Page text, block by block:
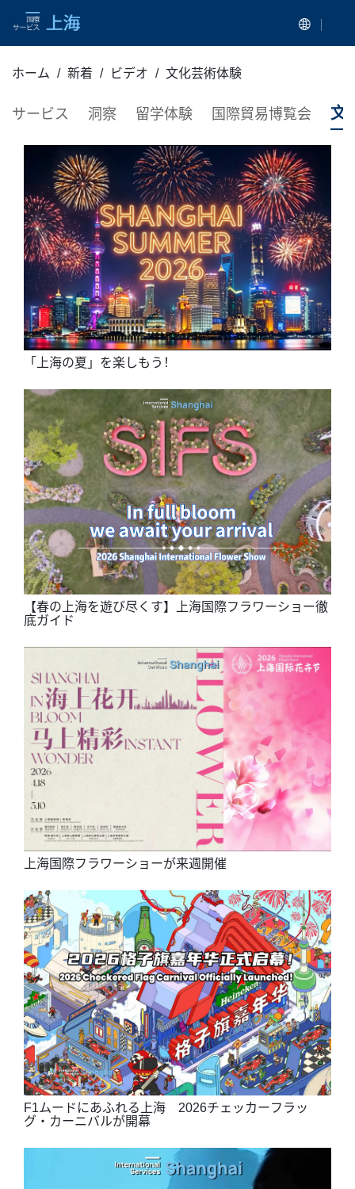
ホーム 新着 ビデオ 文化芸術体験
サービス 洞察 留学体験 国際貿易博覧会 文
「上海の夏」を楽しもう！
【春の上海を遊び尽くす】上海国際フラワーショー徹
底ガイド
上海国際フラワーショーが来週開催
F1ムードにあふれる上海 2026チェッカーフラッ
グ・カーニバルが開幕